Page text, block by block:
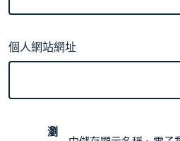
個人網站網址
瀏